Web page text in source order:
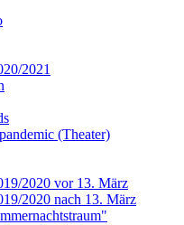
2021
(Theater)
2020 vor 13. März
2020 nach 13. März